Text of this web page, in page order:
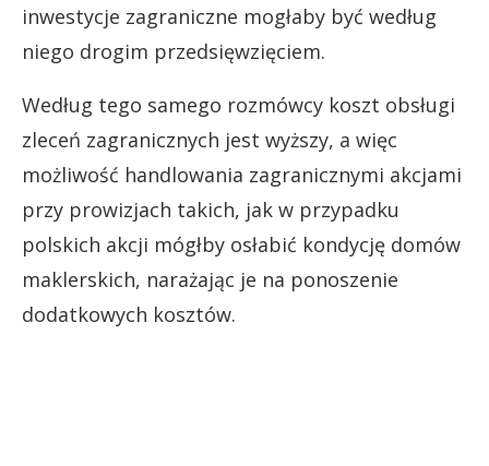
inwestycje zagraniczne mogłaby być według
niego drogim przedsięwzięciem.
Według tego samego rozmówcy koszt obsługi
zleceń zagranicznych jest wyższy, a więc
możliwość handlowania zagranicznymi akcjami
przy prowizjach takich, jak w przypadku
polskich akcji mógłby osłabić kondycję domów
maklerskich, narażając je na ponoszenie
dodatkowych kosztów.